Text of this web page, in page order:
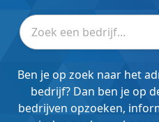
Ben je op zoek naar het
bedrijf? Dan ben je op
bedrijven opzoeken,